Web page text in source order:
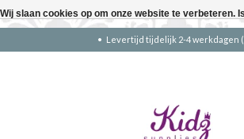
Gratis
Wij slaan cookies op om onze website te verbeteren.